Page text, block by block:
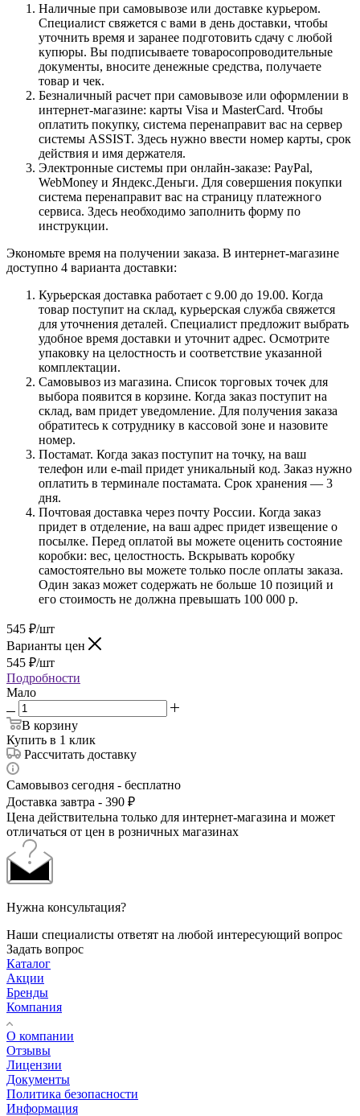
Наличные при самовывозе или доставке курьером.
Специалист свяжется с вами в день доставки, чтобы
уточнить время и заранее подготовить сдачу с любой
купюры. Вы подписываете товаросопроводительные
документы, вносите денежные средства, получаете
товар и чек.
Безналичный расчет при самовывозе или оформлении в
интернет-магазине: карты Visa и MasterCard. Чтобы
оплатить покупку, система перенаправит вас на сервер
системы ASSIST. Здесь нужно ввести номер карты, срок
действия и имя держателя.
Электронные системы при онлайн-заказе: PayPal,
WebMoney и Яндекс.Деньги. Для совершения покупки
система перенаправит вас на страницу платежного
сервиса. Здесь необходимо заполнить форму по
инструкции.
Экономьте время на получении заказа. В интернет-магазине
доступно 4 варианта доставки:
Курьерская доставка работает с 9.00 до 19.00. Когда
товар поступит на склад, курьерская служба свяжется
для уточнения деталей. Специалист предложит выбрать
удобное время доставки и уточнит адрес. Осмотрите
упаковку на целостность и соответствие указанной
комплектации.
Самовывоз из магазина. Список торговых точек для
выбора появится в корзине. Когда заказ поступит на
склад, вам придет уведомление. Для получения заказа
обратитесь к сотруднику в кассовой зоне и назовите
номер.
Постамат. Когда заказ поступит на точку, на ваш
телефон или e-mail придет уникальный код. Заказ нужно
оплатить в терминале постамата. Срок хранения — 3
дня.
Почтовая доставка через почту России. Когда заказ
придет в отделение, на ваш адрес придет извещение о
посылке. Перед оплатой вы можете оценить состояние
коробки: вес, целостность. Вскрывать коробку
самостоятельно вы можете только после оплаты заказа.
Один заказ может содержать не больше 10 позиций и
его стоимость не должна превышать 100 000 р.
545 ₽/шт
Варианты цен
545 ₽/шт
Подробности
Мало
В корзину
Купить в 1 клик
Рассчитать доставку
Самовывоз сегодня - бесплатно
Доставка завтра - 390 ₽
Цена действительна только для интернет-магазина и может
отличаться от цен в розничных магазинах
Нужна консультация?
Наши специалисты ответят на любой интересующий вопрос
Задать вопрос
Каталог
Акции
Бренды
Компания
О компании
Отзывы
Лицензии
Документы
Политика безопасности
Информация